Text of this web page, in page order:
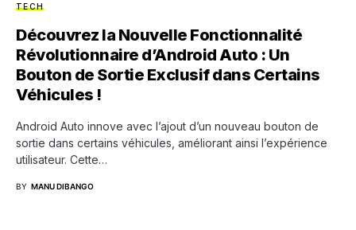
TECH
Découvrez la Nouvelle Fonctionnalité
Révolutionnaire d’Android Auto : Un
Bouton de Sortie Exclusif dans Certains
Véhicules !
Android Auto innove avec l’ajout d’un nouveau bouton de
sortie dans certains véhicules, améliorant ainsi l’expérience
utilisateur. Cette…
BY MANU DIBANGO